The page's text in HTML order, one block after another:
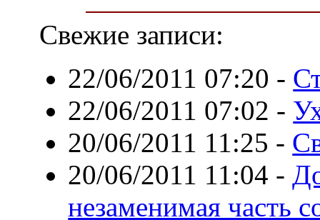
Свежие записи:
22/06/2011 07:20 -
22/06/2011 07:02 -
20/06/2011 11:25 -
20/06/2011 11:04 -
незаменимая часть